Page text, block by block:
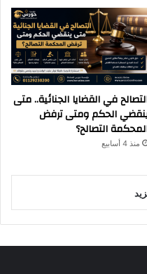
في القضايا الجنائية.. متى
الحكم ومتى ترفض
التصالح؟
منذ 4 أسابيع